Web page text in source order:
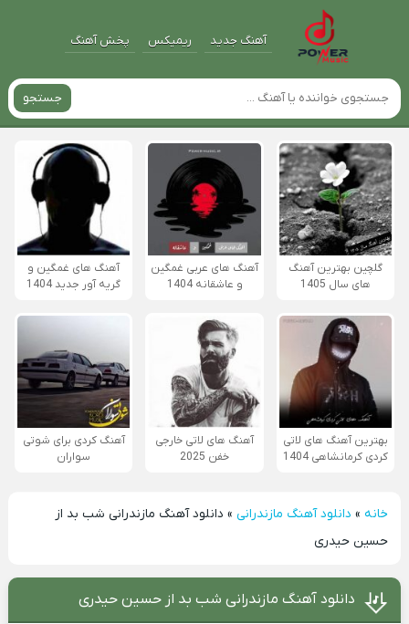
آهنگ جدید ریمیکس پخش آهنگ
جستجو
گلچین بهترین آهنگ
های سال 1405
آهنگ های عربی غمگین
و عاشقانه 1404
آهنگ های غمگین و
گریه آور جدید 1404
بهترین آهنگ های لاتی
کردی کرمانشاهی 1404
آهنگ های لاتی خارجی
خفن 2025
آهنگ کردی برای شوتی
سواران
خانه» دانلود آهنگ مازندرانی» دانلود آهنگ مازندرانی شب بد از
حسین حیدری
دانلود آهنگ مازندرانی شب بد از حسین حیدری